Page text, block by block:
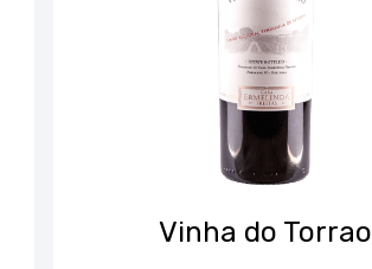
Vinha do Torrao